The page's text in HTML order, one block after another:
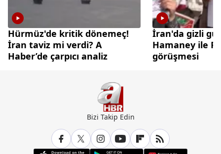
Hürmüz'de kritik dönemeç!
İran taviz mi verdi? A
Haber’de çarpıcı analiz
İran'da gizli güç
Hamaney ile
görüşmesi
Bizi Takip Edin